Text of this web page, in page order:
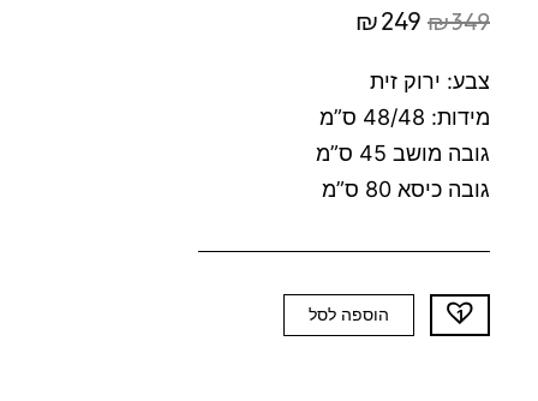
₪349
המקורי
היה:
₪349.
₪249
₪249.
צבע: ירוק זית
מידות: 48/48 ס”מ
גובה מושב 45 ס”מ
גובה כיסא 80 ס”מ
כמות
של
הוספה לסל